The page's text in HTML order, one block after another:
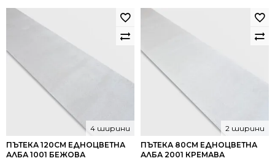
ПЪТЕКА 120СМ ЕДНОЦВЕТНА
АЛБА 1001 БЕЖОВА
4 ширини
ПЪТЕКА 80СМ ЕДНОЦВЕТНА
АЛБА 2001 КРЕМАВА
2 ширини